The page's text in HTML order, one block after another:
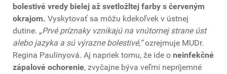
bolestivé vredy bielej až svetložltej farby s červeným
okrajom. Vyskytovať sa môžu kdekoľvek v ústnej
dutine. „Prvé príznaky vznikajú na vnútornej strane úst
alebo jazyka a sú výrazne bolestivé,“ozrejmuje MUDr.
Regina Paulínyová. Aj napriek tomu, že ide o neinfekčné
zápalové ochorenie, zvyčajne býva veľmi nepríjemné